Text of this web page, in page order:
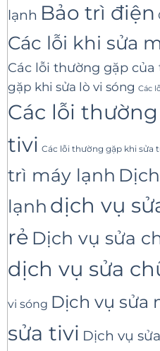
lạnh Bảo trì điện
Các lỗi khi sửa
Các lỗi thường gặp của
gặp khi sửa lò vi sóng Các
Các lỗi
tivi Các lỗi thường gặp khi sửa
trì máy lạnh
lạnh dịch vụ
rẻ Dịch vụ sửa
dịch vụ sửa
vi sóng Dịch vụ sửa
sửa tivi Dịch vụ